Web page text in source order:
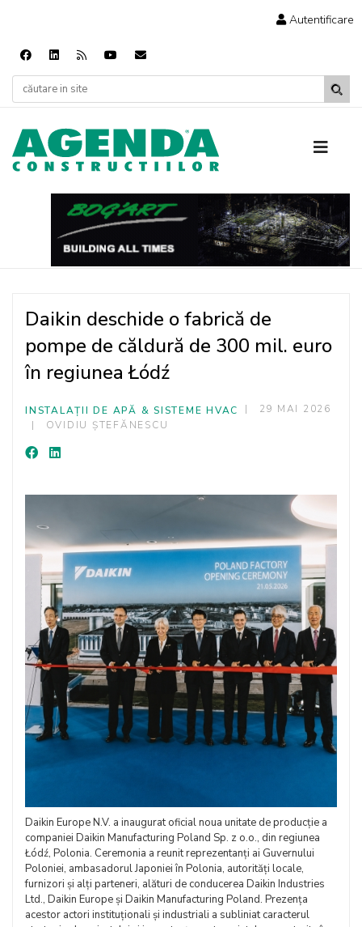
Autentificare
Daikin deschide o fabrică de
pompe de căldură de 300 mil. euro
în regiunea Łódź
INSTALAȚII DE APĂ & SISTEME HVAC
29 MAI 2026
OVIDIU ȘTEFĂNESCU
Daikin Europe N.V. a inaugurat oficial noua unitate de producție a
companiei Daikin Manufacturing Poland Sp. z o.o., din regiunea
Łódź, Polonia. Ceremonia a reunit reprezentanți ai Guvernului
Poloniei, ambasadorul Japoniei în Polonia, autorități locale,
furnizori și alți parteneri, alături de conducerea Daikin Industries
Ltd., Daikin Europe și Daikin Manufacturing Poland. Prezența
acestor actori instituționali și industriali a subliniat caracterul